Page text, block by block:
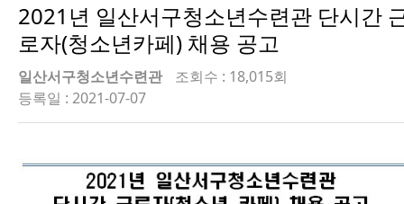
2021년 일산서구청소년수련관 단시간
로자(청소년카페) 채용 공고
일산서구청소년수련관
조회수 : 18,015회
등록일 : 2021-07-07